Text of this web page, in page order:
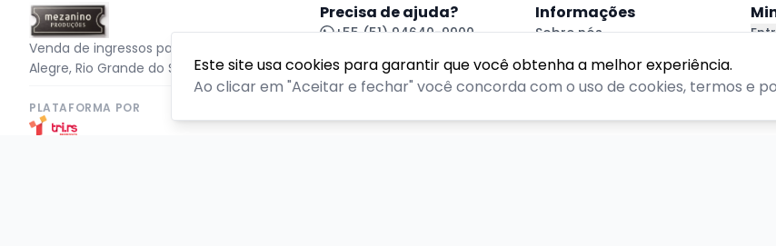
Este site usa cookies para garantir que você obtenha a melhor experiência.
Ao clicar em "Aceitar e fechar" você concorda com o uso de cookies, termos e
Venda de ingressos para eventos em Porto
Alegre, Rio Grande do Sul
PLATAFORMA POR
Precisa de ajuda?
+55 (51) 94640-9900
Central de Ajuda
Informações
Sobre nós
Termos de Uso